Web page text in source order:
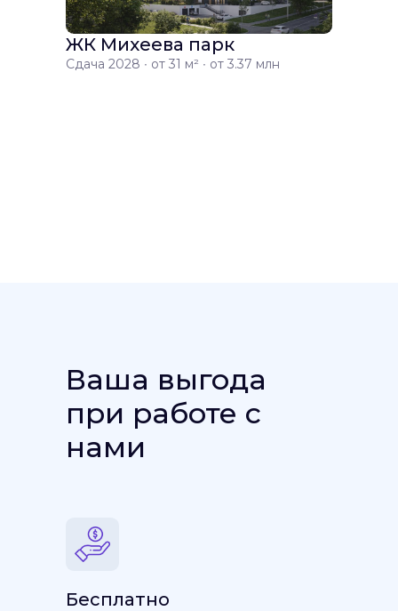
ЖК Михеева парк
Сдача 2028 ∙ от 31 м² ∙ от 3.37 млн
Ваша выгода
при работе с
нами
Бесплатно